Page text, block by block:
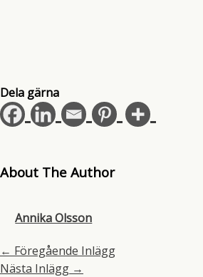
Dela gärna
About The Author
Annika Olsson
← Föregående Inlägg
Nästa Inlägg →